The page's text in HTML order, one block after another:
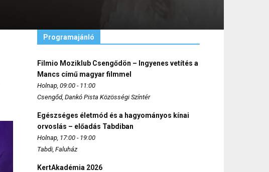
Programajánló
Filmio Moziklub Csengődön – Ingyenes vetítés a
Mancs című magyar filmmel
Holnap, 09:00 - 11:00
Csengőd, Dankó Pista Közösségi Színtér
Egészséges életmód és a hagyományos kínai
orvoslás – előadás Tabdiban
Holnap, 17:00 - 19:00
Tabdi, Faluház
KertAkadémia 2026